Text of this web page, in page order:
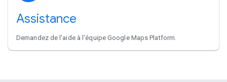
Assistance
Demandez de l'aide à l'équipe Google Maps Platform.